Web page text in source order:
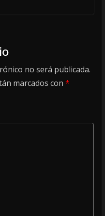
no será publicada.
marcados con *